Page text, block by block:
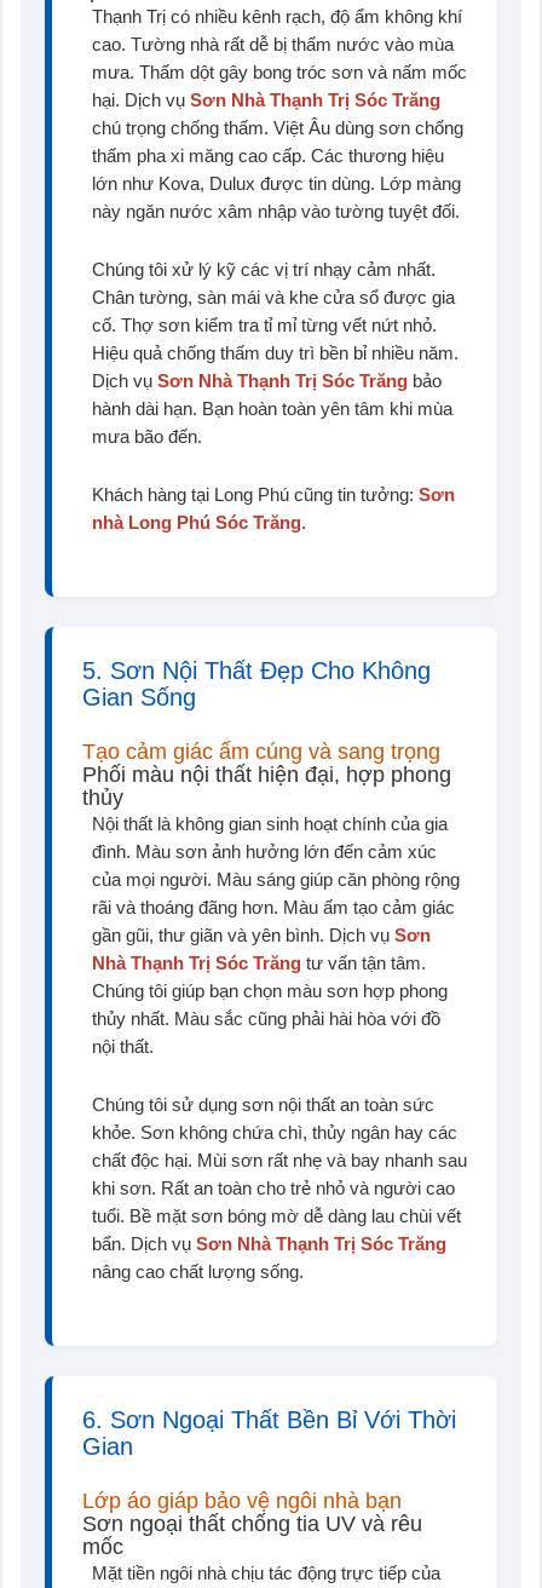
Thạnh Trị có nhiều kênh rạch, độ ẩm không khí
cao. Tường nhà rất dễ bị thấm nước vào mùa
mưa. Thấm dột gây bong tróc sơn và nấm mốc
hại. Dịch vụ Sơn Nhà Thạnh Trị Sóc Trăng
chú trọng chống thấm. Việt Âu dùng sơn chống
thấm pha xi măng cao cấp. Các thương hiệu
lớn như Kova, Dulux được tin dùng. Lớp màng
này ngăn nước xâm nhập vào tường tuyệt đối.
Chúng tôi xử lý kỹ các vị trí nhạy cảm nhất.
Chân tường, sàn mái và khe cửa sổ được gia
cố. Thợ sơn kiểm tra tỉ mỉ từng vết nứt nhỏ.
Hiệu quả chống thấm duy trì bền bỉ nhiều năm.
Dịch vụ Sơn Nhà Thạnh Trị Sóc Trăng bảo
hành dài hạn. Bạn hoàn toàn yên tâm khi mùa
mưa bão đến.
Khách hàng tại Long Phú cũng tin tưởng: Sơn
nhà Long Phú Sóc Trăng.
5. Sơn Nội Thất Đẹp Cho Không
Gian Sống
Tạo cảm giác ấm cúng và sang trọng
Phối màu nội thất hiện đại, hợp phong
thủy
Nội thất là không gian sinh hoạt chính của gia
đình. Màu sơn ảnh hưởng lớn đến cảm xúc
của mọi người. Màu sáng giúp căn phòng rộng
rãi và thoáng đãng hơn. Màu ấm tạo cảm giác
gần gũi, thư giãn và yên bình. Dịch vụ Sơn
Nhà Thạnh Trị Sóc Trăng tư vấn tận tâm.
Chúng tôi giúp bạn chọn màu sơn hợp phong
thủy nhất. Màu sắc cũng phải hài hòa với đồ
nội thất.
Chúng tôi sử dụng sơn nội thất an toàn sức
khỏe. Sơn không chứa chì, thủy ngân hay các
chất độc hại. Mùi sơn rất nhẹ và bay nhanh sau
khi sơn. Rất an toàn cho trẻ nhỏ và người cao
tuổi. Bề mặt sơn bóng mờ dễ dàng lau chùi vết
bẩn. Dịch vụ Sơn Nhà Thạnh Trị Sóc Trăng
nâng cao chất lượng sống.
6. Sơn Ngoại Thất Bền Bỉ Với Thời
Gian
Lớp áo giáp bảo vệ ngôi nhà bạn
Sơn ngoại thất chống tia UV và rêu
mốc
Mặt tiền ngôi nhà chịu tác động trực tiếp của